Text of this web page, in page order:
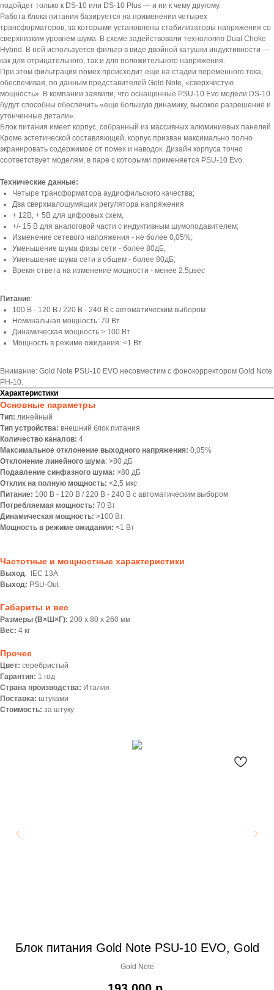
подойдет только к DS-10 или DS-10 Plus — и ни к чему другому.
Работа блока питания базируется на применении четырех
трансформаторов, за которыми установлены стабилизаторы напряжения со
сверхнизким уровнем шума. В схеме задействовали технологию Dual Choke
Hybrid. В ней используется фильтр в виде двойной катушки индуктивности —
как для отрицательного, так и для положительного напряжения.
При этом фильтрация помех происходит еще на стадии переменного тока,
обеспечивая, по данным представителей Gold Note, «сверхчистую
мощность». В компании заявили, что оснащенные PSU-10 Evo модели DS-10
будут способны обеспечить «еще большую динамику, высокое разрешение и
утонченные детали».
Блок питания имеет корпус, собранный из массивных алюминиевых панелей.
Кроме эстетической составляющей, корпус призван максимально полно
экранировать содержимое от помех и наводок. Дизайн корпуса точно
соответствует моделям, в паре с которыми применяется PSU-10 Evo.
Технические данные:
Четыре трансформатора аудиофильского качества;
Два сверхмалошумящих регулятора напряжения
+ 12В, + 5В для цифровых схем,
+/- 15 В для аналоговой части с индуктивным шумоподавителем;
Изменение сетевого напряжения - не более 0,05%;
Уменьшение шума фазы сети - более 80дБ;
Уменьшение шума сети в общем - более 80дБ;
Время ответа на изменение мощности - менее 2,5μsec
Питание:
100 В - 120 В / 220 В - 240 В с автоматическим выбором
Номинальная мощность: 70 Вт
Динамическая мощность:> 100 Вт
Мощность в режиме ожидания: <1 Вт
Внимание: Gold Note PSU-10 EVO несовместим с фонокорректором Gold Note
PH-10.
Характеристики
Основные параметры
Тип: линейный
Тип устройства: внешний блок питания
Количество каналов: 4
Максимальное отклонение выходного напряжения: 0,05%
Отклонение линейного шума: >80 дБ
Подавление синфазного шума: >80 дБ
Отклик на полную мощность: <2,5 мкс
Питание: 100 В - 120 В / 220 В - 240 В с автоматическим выбором
Потребляемая мощность: 70 Вт
Динамическая мощность: >100 Вт
Мощность в режиме ожидания: <1 Вт
Частотные и мощностные характеристики
Выход: IEC 13A
Выход: PSU-Out
Габариты и вес
Размеры (В×Ш×Г): 200 х 80 х 260 мм
Вес: 4 кг
Прочее
Цвет: серебристый
Гарантия: 1 год
Страна производства: Италия
Поставка: штуками
Стоимость: за штуку
Блок питания Gold Note PSU-10 EVO, Gold
Gold Note